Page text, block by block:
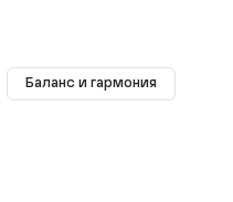
Баланс и гармония